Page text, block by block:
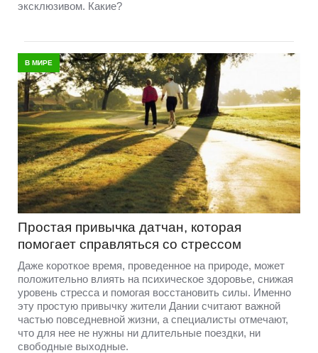
эксклюзивом. Какие?
В МИРЕ
Простая привычка датчан, которая
помогает справляться со стрессом
Даже короткое время, проведенное на природе, может
положительно влиять на психическое здоровье, снижая
уровень стресса и помогая восстановить силы. Именно
эту простую привычку жители Дании считают важной
частью повседневной жизни, а специалисты отмечают,
что для нее не нужны ни длительные поездки, ни
свободные выходные.